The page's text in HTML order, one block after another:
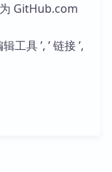
GitHub.com
工具 ’, ’ 链接 ’,